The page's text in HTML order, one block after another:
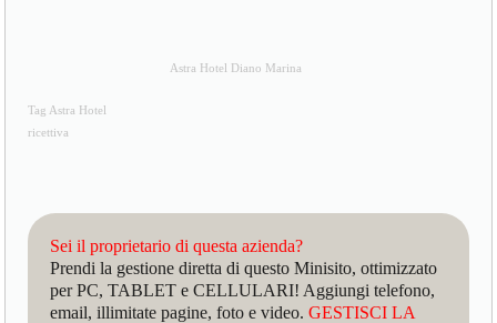
Astra Hotel Diano Marina
Tag Astra Hotel
ricettiva
Sei il proprietario di questa azienda?
Prendi la gestione diretta di questo Minisito, ottimizzato
per PC, TABLET e CELLULARI! Aggiungi telefono,
email, illimitate pagine, foto e video.GESTISCI LA